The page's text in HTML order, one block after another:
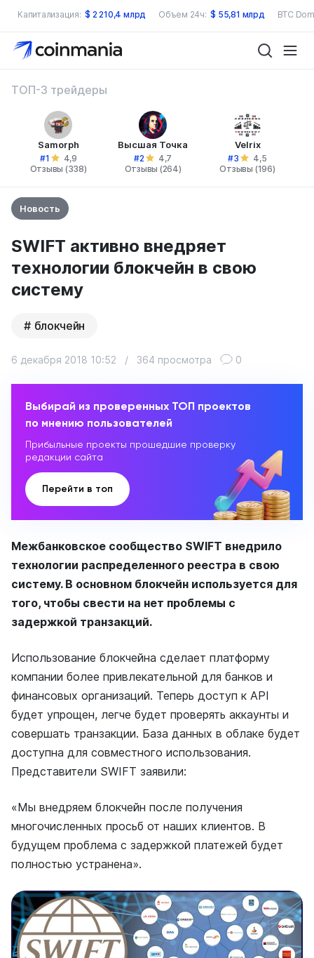
Капитализация: $ 2 210,4 млрд Объем 24ч: $ 55,81 млрд BTC
ТОП-3 трейдеры
Samorph
#1
4,9
Отзывы (338)
Высшая Точка
#2
4,7
Отзывы (264)
Velrix
#3
4,5
Отзывы (196)
Новость
SWIFT активно внедряет
технологии блокчейн в свою
систему
блокчейн
6 декабря 2018 10:52 / 364 просмотра 0
Выбирай из проверенных ТОП проектов
по мнению пользователей
Прибыльные проекты прошедшие проверку
редакции сайта
Перейти в топ
Межбанковское сообщество SWIFT внедрило
технологии распределенного реестра в свою
систему. В основном блокчейн используется для
того, чтобы свести на нет проблемы с
задержкой транзакций.
Использование блокчейна сделает платформу
компании более привлекательной для банков и
финансовых организаций. Теперь доступ к API
будет упрощен, легче будет проверять аккаунты и
совершать транзакции. База данных в облаке будет
доступна для совместного использования.
Представители SWIFT заявили:
«Мы внедряем блокчейн после получения
многочисленных просьб от наших клиентов. В
будущем проблема с задержкой платежей будет
полностью устранена».